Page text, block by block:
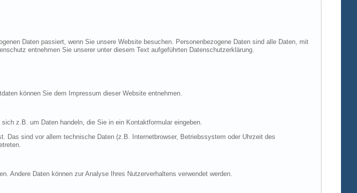
Daten passiert, wenn Sie unsere Website besuchen. Personenbezogene Daten sind alle Daten, mit
entnehmen Sie unserer unter diesem Text aufgeführten Datenschutzerklärung.
können Sie dem Impressum dieser Website entnehmen.
z.B. um Daten handeln, die Sie in ein Kontaktformular eingeben.
Das sind vor allem technische Daten (z.B. Internetbrowser, Betriebssystem oder Uhrzeit des
Andere Daten können zur Analyse Ihres Nutzerverhaltens verwendet werden.